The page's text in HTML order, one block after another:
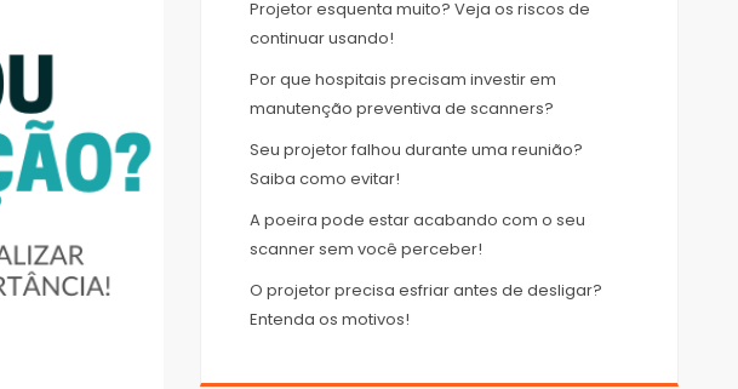
Projetor esquenta muito? Veja os riscos de
continuar usando!
Por que hospitais precisam investir em
manutenção preventiva de scanners?
Seu projetor falhou durante uma reunião?
Saiba como evitar!
A poeira pode estar acabando com o seu
scanner sem você perceber!
O projetor precisa esfriar antes de desligar?
Entenda os motivos!